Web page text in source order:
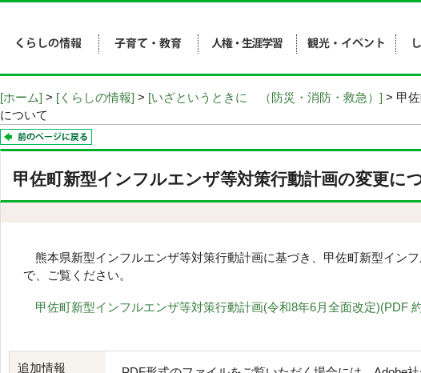
[ホーム] > [くらしの情報] > [いざというときに （防災・消防・救急）] > 甲
について
甲佐町新型インフルエンザ等対策行動計画の変更に
熊本県新型インフルエンザ等対策行動計画に基づき、甲佐町新型イン
で、ご覧ください。
甲佐町新型インフルエンザ等対策行動計画(令和8年6月全面改定)(PDF
追加情報